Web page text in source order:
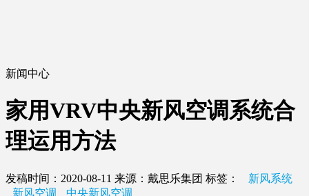
新闻中心
家用VRV中央新风空调系统合
理运用方法
发稿时间：2020-08-11 来源：戴思乐集团 标签：
新风系统
新风空调
中央新风空调